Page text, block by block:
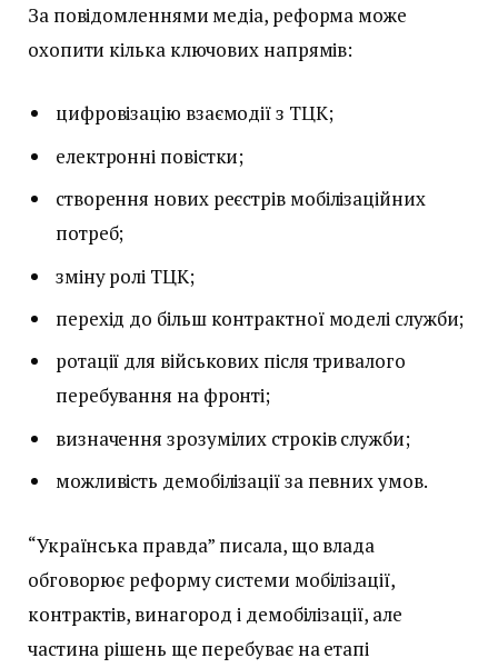
За повідомленнями медіа, реформа може
охопити кілька ключових напрямів:
цифровізацію взаємодії з ТЦК;
електронні повістки;
створення нових реєстрів мобілізаційних
потреб;
зміну ролі ТЦК;
перехід до більш контрактної моделі служби;
ротації для військових після тривалого
перебування на фронті;
визначення зрозумілих строків служби;
можливість демобілізації за певних умов.
“Українська правда” писала, що влада
обговорює реформу системи мобілізації,
контрактів, винагород і демобілізації, але
частина рішень ще перебуває на етапі